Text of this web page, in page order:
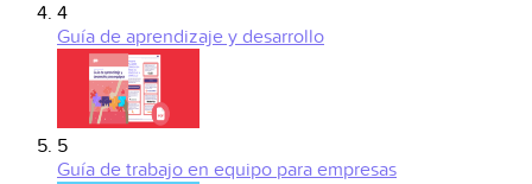
4
Guía de aprendizaje y desarrollo
5
Guía de trabajo en equipo para empresas